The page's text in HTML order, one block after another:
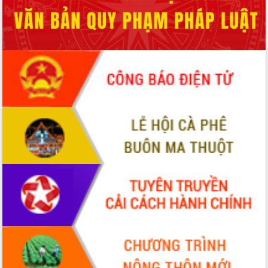
hiện nhiệm vụ quản lý tài sản công
hàng tuần
Tháo gỡ những vướng mắc, đẩy mạnh
công tác cải cách thủ tục hành chính
tại Trung tâm Phục vụ hành chính
công tỉnh
Đắk Lắk: Tôn vinh 46 giải pháp tại Hội
thi Sáng tạo Kỹ thuật 2024 - 2025
Đắk Lắk rà soát, điều chỉnh Đề án 190
về phát triển nuôi trồng thủy sản
Phó Chủ tịch UBND tỉnh Đắk Lắk
Trương Công Thái kiểm tra thực địa
Dự án cao tốc Khánh Hòa - Buôn Ma
Thuột
Định vị cà phê Việt Nam như một “di
sản sống” trong dòng chảy toàn cầu
Xây dựng nông thôn mới: Nâng cao đời
sống người dân từ những mô hình thiết
thực
Quyết liệt tháo gỡ vướng mắc, đẩy